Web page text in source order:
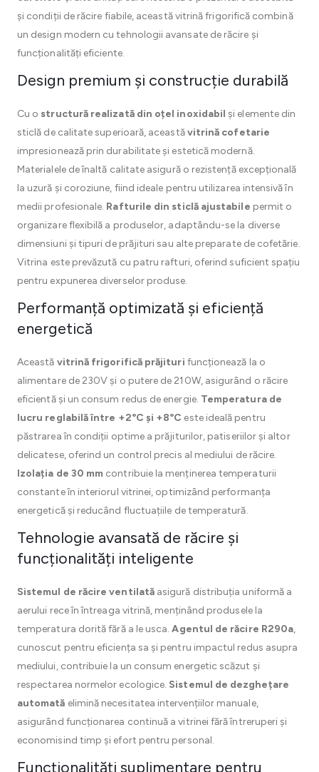
și condiții de răcire fiabile, această vitrină frigorifică combină
un design modern cu tehnologii avansate de răcire și
funcționalități eficiente.
Design premium și construcție durabilă
Cu o structură realizată din oțel inoxidabil și elemente din
sticlă de calitate superioară, aceastăvitrină cofetarie
impresionează prin durabilitate și estetică modernă.
Materialele de înaltă calitate asigură o rezistență excepțională
la uzură și coroziune, fiind ideale pentru utilizarea intensivă în
medii profesionale. Rafturile din sticlă ajustabile permit o
organizare flexibilă a produselor, adaptându-se la diverse
dimensiuni și tipuri de prăjituri sau alte preparate de cofetărie.
Vitrina este prevăzută cu patru rafturi, oferind suficient spațiu
pentru expunerea diverselor produse.
Performanță optimizată și eficiență
energetică
Această vitrină frigorifică prăjituri funcționează la o
alimentare de 230V și o putere de 210W, asigurând o răcire
eficientă și un consum redus de energie. Temperatura de
lucru reglabilă între +2°C și +8°C este ideală pentru
păstrarea în condiții optime a prăjiturilor, patiseriilor și altor
delicatese, oferind un control precis al mediului de răcire.
Izolația de 30 mm contribuie la menținerea temperaturii
constante în interiorul vitrinei, optimizând performanța
energetică și reducând fluctuațiile de temperatură.
Tehnologie avansată de răcire și
funcționalități inteligente
Sistemul de răcire ventilatăasigură distribuția uniformă a
aerului rece în întreaga vitrină, menținând produsele la
temperatura dorită fără a le usca.Agentul de răcire R290a,
cunoscut pentru eficiența sa și pentru impactul redus asupra
mediului, contribuie la un consum energetic scăzut și
respectarea normelor ecologice. Sistemul de dezghețare
automată elimină necesitatea intervențiilor manuale,
asigurând funcționarea continuă a vitrinei fără întreruperi și
economisind timp și efort pentru personal.
Funcționalități suplimentare pentru